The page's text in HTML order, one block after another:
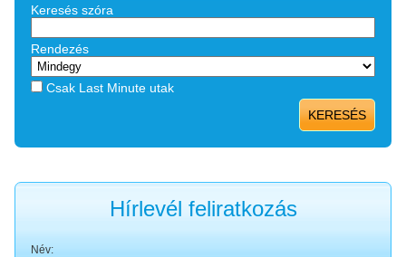
Keresés szóra
Rendezés
Csak Last Minute utak
KERESÉS
Hírlevél feliratkozás
Név: